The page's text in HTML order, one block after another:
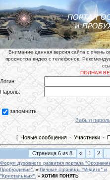
Внимание данная версия сайта с очень
просмотра видео с телефонов.
ПОЛНАЯ
Логин:
Пароль:
запомнить
Забыл
[ Новые сообщения · Участники ·
Страница 6 из 8 « 1 2 …
Форум духовного развития портала
Пробуждение". » Личные страницы "Индиго" и
"Кристальных". » ХОТИМ ПОНЯТЬ